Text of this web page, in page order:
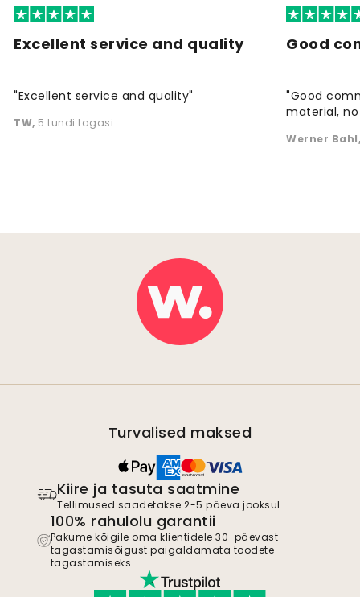
Excellent service and quality
"Excellent service and quality"
TW, 5 tundi tagasi
Good
"Good
material,
Werner Bahl
Turvalised maksed
Kiire ja tasuta saatmine
Tellimused saadetakse 2-5 päeva jooksul.
100% rahulolu garantii
Pakume kõigile oma klientidele 30-päevast
tagastamisõigust paigaldamata toodete
tagastamiseks.